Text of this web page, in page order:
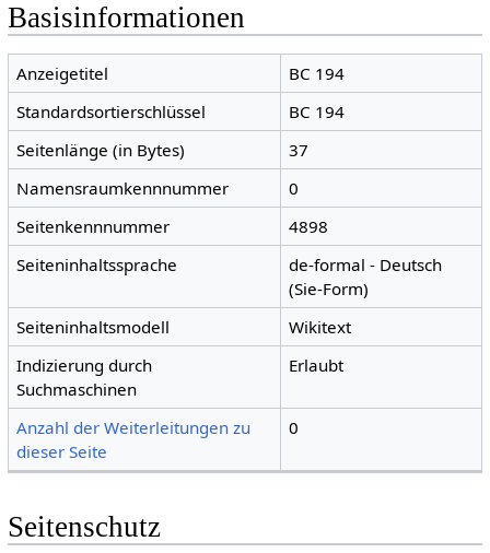
Basisinformationen
Anzeigetitel
BC 194
Standardsortierschlüssel
BC 194
Seitenlänge (in Bytes)
37
Namensraumkennnummer
0
Seitenkennnummer
4898
Seiteninhaltssprache
de-formal - Deutsch
(Sie-Form)
Seiteninhaltsmodell
Wikitext
Indizierung durch
Suchmaschinen
Erlaubt
Anzahl der Weiterleitungen zu
dieser Seite
0
Seitenschutz